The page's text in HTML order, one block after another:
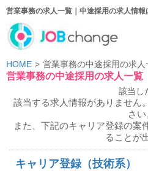
営業事務の求人一覧｜中途採用の求人情
HOME 営業事務の中途採用の求人
営業事務の中途採用の求人一覧
該当し
該当する求人情報がありません
さい
また、下記のキャリア登録の案
ることが
キャリア登録（技術系）